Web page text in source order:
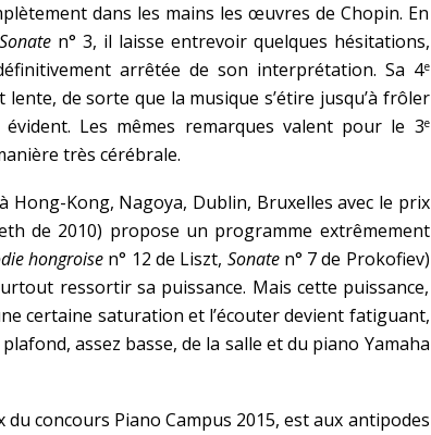
dans les mains les œuvres de Chopin. En
Sonate n° 3, il laisse entrevoir quelques hésitations,
arrêtée de son interprétation. Sa 4e
de sorte que la musique s’étire jusqu’à frôler
Les mêmes remarques valent pour le 3e
très cérébrale.
Hong-Kong, Nagoya, Dublin, Bruxelles avec le prix
de 2010) propose un programme extrêmement
hongroise n° 12 de Liszt, Sonaten° 7 de Prokofiev)
ressortir sa puissance. Mais cette puissance,
certaine saturation et l’écouter devient fatiguant,
assez basse, de la salle et du piano Yamaha
concours Piano Campus 2015, est aux antipodes